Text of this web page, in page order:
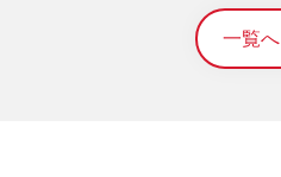
一覧へ